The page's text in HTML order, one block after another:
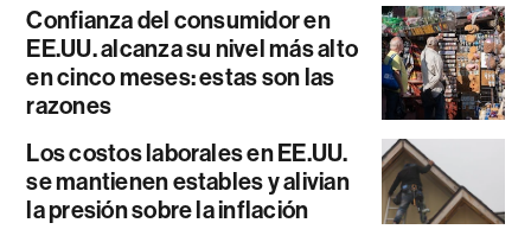
Confianza del consumidor en
EE.UU. alcanza su nivel más alto
en cinco meses: estas son las
razones
Los costos laborales en EE.UU.
se mantienen estables y alivian
la presión sobre la inflación